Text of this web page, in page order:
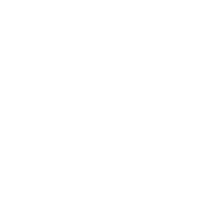
드를 랜덤